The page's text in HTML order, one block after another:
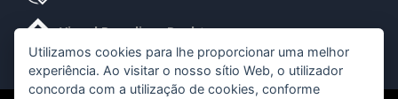
Visual Paradigm Desktop
Utilizamos cookies para lhe proporcionar uma melhor
experiência. Ao visitar o nosso sítio Web, o utilizador
concorda com a utilização de cookies, conforme